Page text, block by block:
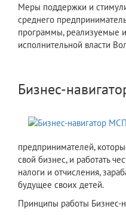
Меры поддержки и
среднего
программы, реализуемые
исполнительной власти
Бизнес-
предпринимателей,
свой бизнес, и работать
налоги и отчисления,
будущее своих детей.
Принципы работы Бизнес-